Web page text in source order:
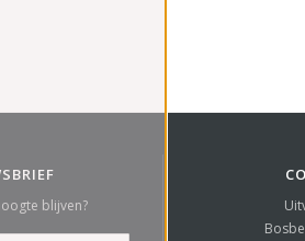
blijven?